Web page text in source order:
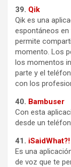
39. Qik
Qik es una
espontáneos en
permite
momento. Los
los momentos
parte y el
con los
40. Bambuser
Con esta
desde un
41. iSaidWhat?!
Es una
de voz que te